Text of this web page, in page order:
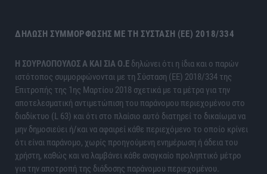
ΔΉΛΩΣΗ ΣΥΜΜΌΡΦΩΣΗΣ ΜΕ ΤΗ ΣΎΣΤΑΣΗ (ΕΕ) 2018/334
H ΣΟΥΡΛΟΠΟΥΛΟΣ Α ΚΑΙ ΣΙΑ Ο.Ε δηλώνει ότι η ίδια και ο παρών
ιστότοπος συμμορφώνονται με τη Σύσταση (ΕΕ) 2018/334 της
Επιτροπής της 1ης Μαρτίου 2018 σχετικά με τα μέτρα για την
αποτελεσματική αντιμετώπιση του παράνομου περιεχομένου στο
διαδίκτυο (L 63) και ότι στο πλαίσιο αυτό διατηρεί το δικαίωμα να
μην δημοσιεύει ή/και να αφαιρεί κάθε περιεχόμενο το οποίο κρίνει
ότι είναι παράνομο, χωρίς προηγούμενη ενημέρωση ή άδεια του
χρήστη, καθώς και να λαμβάνει κάθε αναγκαίο προληπτικό μέτρο
για την αποτροπή της διάδοσης παράνομου περιεχομένου.